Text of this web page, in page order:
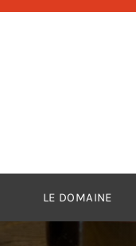
LE DOMAINE